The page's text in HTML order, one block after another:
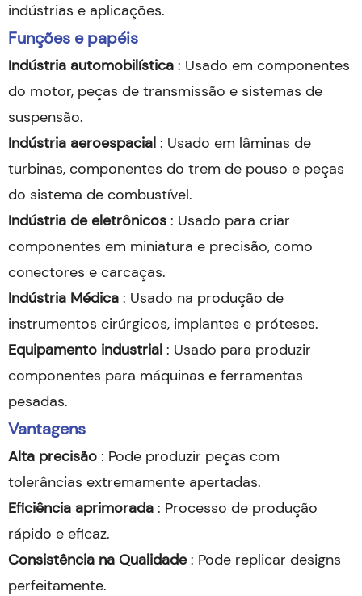
indústrias e aplicações.
Funções e papéis
Indústria automobilística : Usado em componentes
do motor, peças de transmissão e sistemas de
suspensão.
Indústria aeroespacial : Usado em lâminas de
turbinas, componentes do trem de pouso e peças
do sistema de combustível.
Indústria de eletrônicos : Usado para criar
componentes em miniatura e precisão, como
conectores e carcaças.
Indústria Médica : Usado na produção de
instrumentos cirúrgicos, implantes e próteses.
Equipamento industrial : Usado para produzir
componentes para máquinas e ferramentas
pesadas.
Vantagens
Alta precisão : Pode produzir peças com
tolerâncias extremamente apertadas.
Eficiência aprimorada : Processo de produção
rápido e eficaz.
Consistência na Qualidade: Pode replicar designs
perfeitamente.